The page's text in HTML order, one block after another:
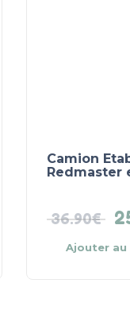
Camion
Redmaster
36.90€
Ajouter au